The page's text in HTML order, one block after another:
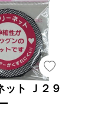
ット Ｊ２９